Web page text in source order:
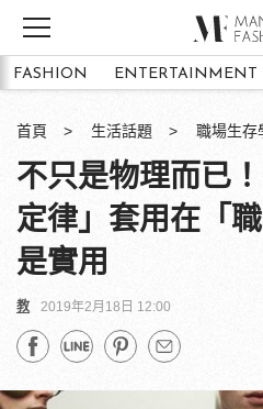
FASHION ENTERTAINMENT
首頁 生活話題 職場生存
不只是物理而已
定律」套用在「
是實用
教 2019年2月18日 12:00